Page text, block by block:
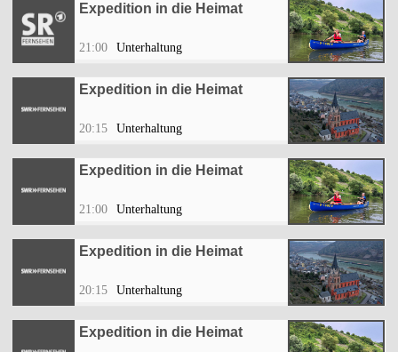
Expedition in die Heimat
21:00 Unterhaltung
Expedition in die Heimat
20:15 Unterhaltung
Expedition in die Heimat
21:00 Unterhaltung
Expedition in die Heimat
20:15 Unterhaltung
Expedition in die Heimat